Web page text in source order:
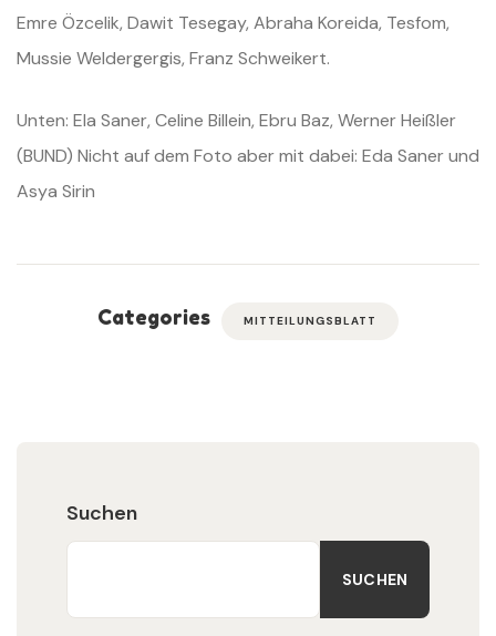
Emre Özcelik, Dawit Tesegay, Abraha Koreida, Tesfom,
Mussie Weldergergis, Franz Schweikert.
Unten: Ela Saner, Celine Billein, Ebru Baz, Werner Heißler
(BUND) Nicht auf dem Foto aber mit dabei: Eda Saner und
Asya Sirin
Categories MITTEILUNGSBLATT
Suchen
SUCHEN